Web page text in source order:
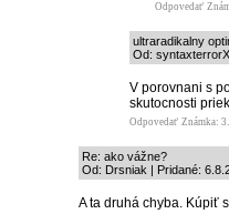
Odpovedať
ultraradikalny
Od:
V porovnani s
skutocnosti
Odpovedať Známka:
Re: ako vážne?
Od: Drsniak | Pridané:
A ta druhá chyba. Kúpiť